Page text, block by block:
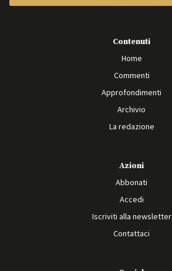
Contenuti
Home
Commenti
Approfondimenti
Archivio
La redazione
Azioni
Abbonati
Accedi
Iscriviti alla newsletter
Contattaci